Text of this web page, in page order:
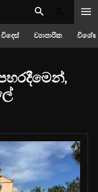
විදෙස් ව්‍යාපාරික